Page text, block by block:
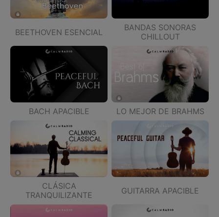
BEETHOVEN ESENCIAL
BANDAS SONORAS
CHILLOUT
BACH APACIBLE LO MEJOR DE BRAHMS
CLÁSICA
TRANQUILIZANTE
GUITARRA APACIBLE